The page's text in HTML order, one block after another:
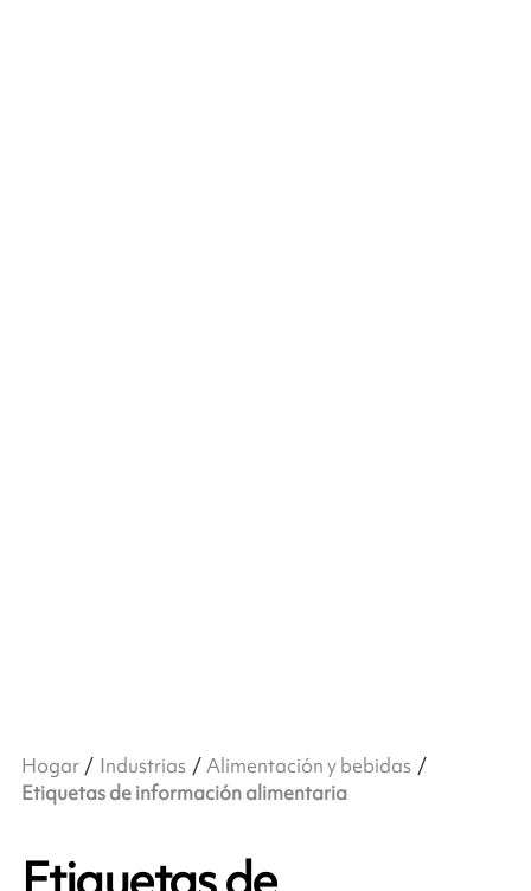
Hogar Industrias
Alimentación y bebidas
Etiquetas de información alimentaria